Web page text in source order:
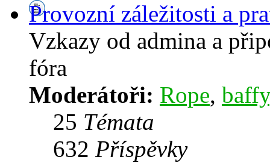
Provozní záležitosti a
Vzkazy od admina a
fóra
Moderátoři: Rope, baffy
25 Témata
632 Příspěvky